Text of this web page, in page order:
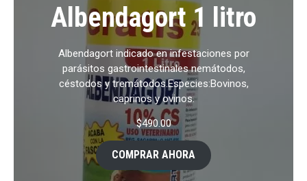
Albendagort 1 litro
Albendagort indicado en infestaciones por
parásitos gastrointestinales nemátodos,
céstodos y tremátodos.Especies:Bovinos,
caprinos y ovinos.
$490.00
COMPRAR AHORA